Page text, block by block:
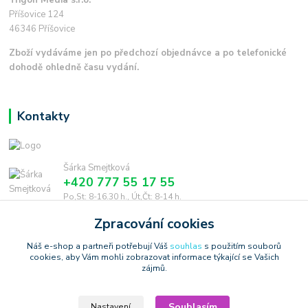
Příšovice 124
46346 Příšovice
Zboží vydáváme jen po předchozí objednávce a po telefonické
dohodě ohledně času vydání.
Kontakty
Šárka Smejtková
+420 777 55 17 55
Po,St: 8-16.30 h., Út,Čt: 8-14 h.
smejtkova@trigonmedia.czZpracování cookies
Náš e-shop a partneři potřebují Váš souhlas s použitím souborů
cookies, aby Vám mohli zobrazovat informace týkající se Vašich
zájmů.